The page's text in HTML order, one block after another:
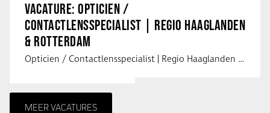
VACATURE: OPTICIEN /
CONTACTLENSSPECIALIST | REGIO HAAGLANDEN
& ROTTERDAM
Opticien / Contactlensspecialist | Regio Haaglanden & Rotterdam Saludos uit …
MEER VACATURES